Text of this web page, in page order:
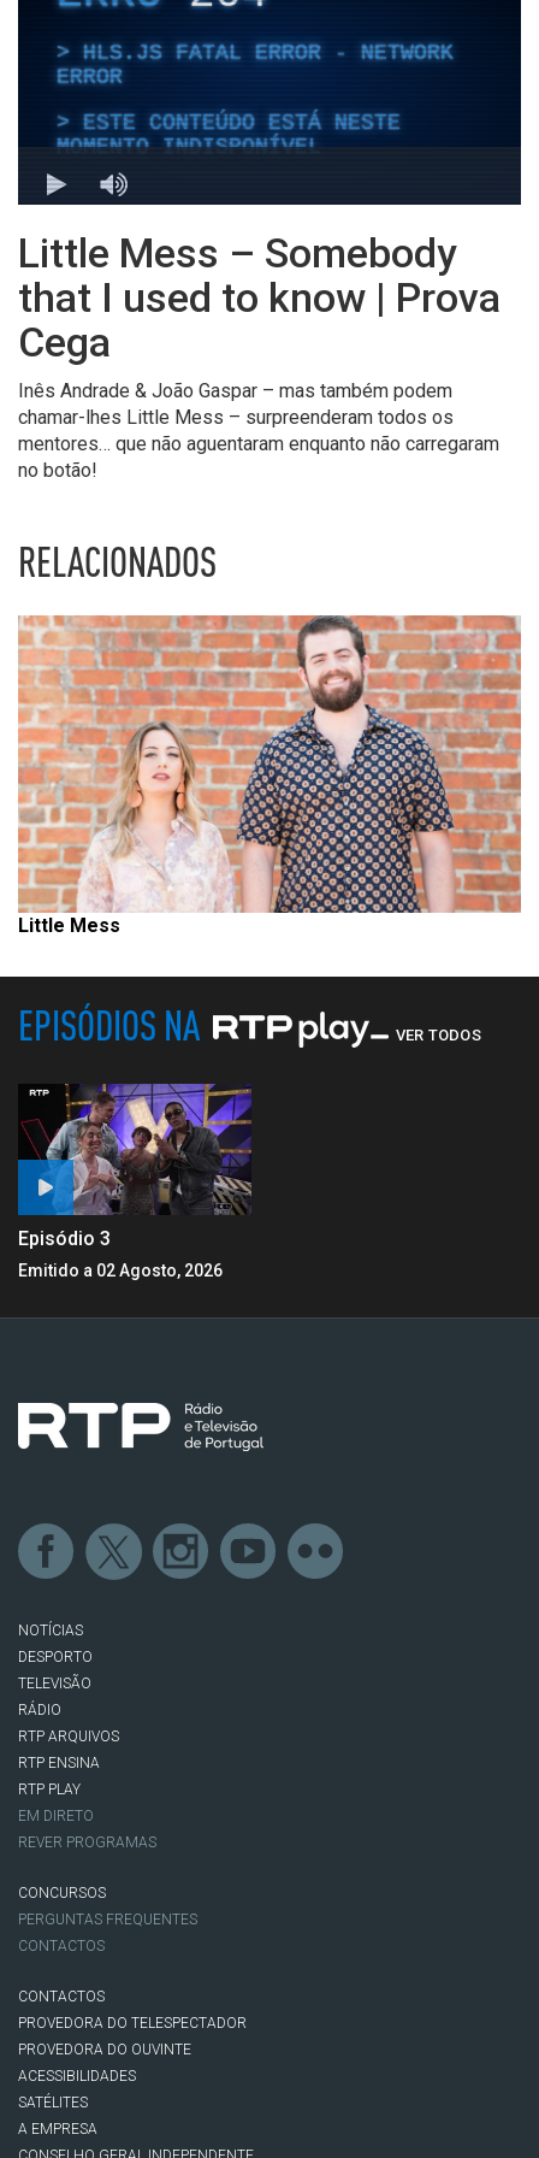
Little Mess – Somebody
that I used to know | Prova
Cega
Inês Andrade & João Gaspar – mas também podem
chamar-lhes Little Mess – surpreenderam todos os
mentores… que não aguentaram enquanto não carregaram
no botão!
RELACIONADOS
Little Mess
EPISÓDIOS NA VER TODOS
Episódio 3
Emitido a 02 Agosto, 2026
NOTÍCIAS
DESPORTO
TELEVISÃO
RÁDIO
RTP ARQUIVOS
RTP ENSINA
RTP PLAY
EM DIRETO
REVER PROGRAMAS
CONCURSOS
PERGUNTAS FREQUENTES
CONTACTOS
CONTACTOS
PROVEDORA DO TELESPECTADOR
PROVEDORA DO OUVINTE
ACESSIBILIDADES
SATÉLITES
A EMPRESA